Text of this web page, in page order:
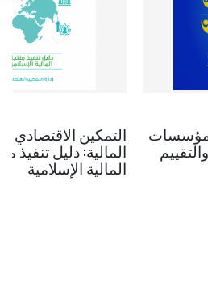
التمكين
المالية: دليل تنفيذ
المالية الإسلامية